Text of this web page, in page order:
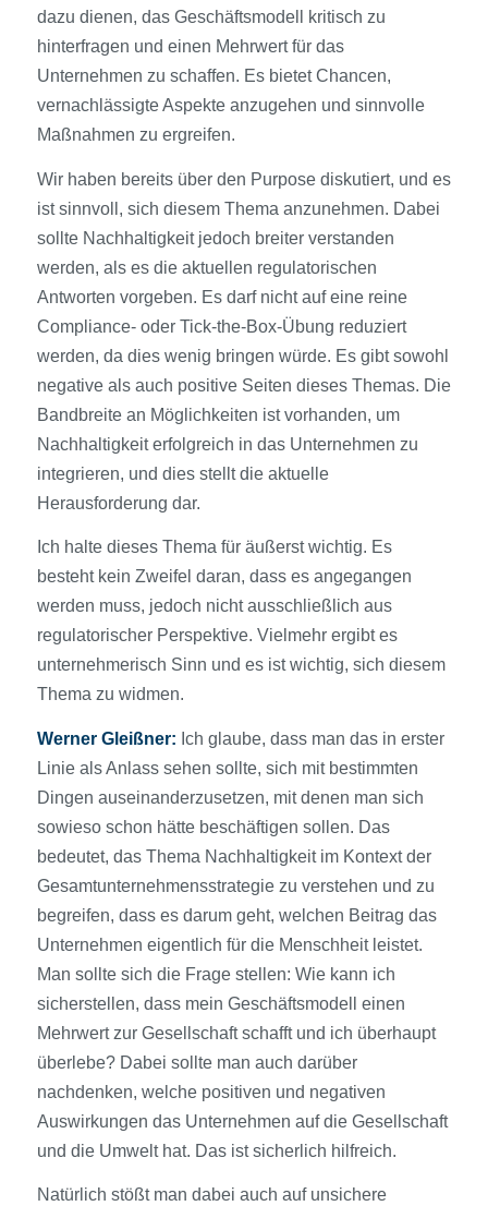
dazu dienen, das Geschäftsmodell kritisch zu
hinterfragen und einen Mehrwert für das
Unternehmen zu schaffen. Es bietet Chancen,
vernachlässigte Aspekte anzugehen und sinnvolle
Maßnahmen zu ergreifen.
Wir haben bereits über den Purpose diskutiert, und es
ist sinnvoll, sich diesem Thema anzunehmen. Dabei
sollte Nachhaltigkeit jedoch breiter verstanden
werden, als es die aktuellen regulatorischen
Antworten vorgeben. Es darf nicht auf eine reine
Compliance- oder Tick-the-Box-Übung reduziert
werden, da dies wenig bringen würde. Es gibt sowohl
negative als auch positive Seiten dieses Themas. Die
Bandbreite an Möglichkeiten ist vorhanden, um
Nachhaltigkeit erfolgreich in das Unternehmen zu
integrieren, und dies stellt die aktuelle
Herausforderung dar.
Ich halte dieses Thema für äußerst wichtig. Es
besteht kein Zweifel daran, dass es angegangen
werden muss, jedoch nicht ausschließlich aus
regulatorischer Perspektive. Vielmehr ergibt es
unternehmerisch Sinn und es ist wichtig, sich diesem
Thema zu widmen.
Werner Gleißner: Ich glaube, dass man das in erster
Linie als Anlass sehen sollte, sich mit bestimmten
Dingen auseinanderzusetzen, mit denen man sich
sowieso schon hätte beschäftigen sollen. Das
bedeutet, das Thema Nachhaltigkeit im Kontext der
Gesamtunternehmensstrategie zu verstehen und zu
begreifen, dass es darum geht, welchen Beitrag das
Unternehmen eigentlich für die Menschheit leistet.
Man sollte sich die Frage stellen: Wie kann ich
sicherstellen, dass mein Geschäftsmodell einen
Mehrwert zur Gesellschaft schafft und ich überhaupt
überlebe? Dabei sollte man auch darüber
nachdenken, welche positiven und negativen
Auswirkungen das Unternehmen auf die Gesellschaft
und die Umwelt hat. Das ist sicherlich hilfreich.
Natürlich stößt man dabei auch auf unsichere